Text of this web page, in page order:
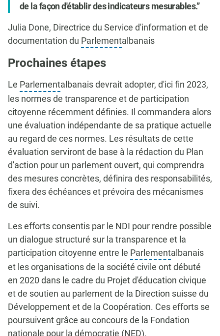
de la façon d'établir des indicateurs mesurables.
Julia Done, Directrice du Service d'information et de
documentation du Parlementalbanais
Prochaines étapes
Le Parlementalbanais devrait adopter, d'ici fin 2023,
les normes de transparence et de participation
citoyenne récemment définies. Il commandera alors
une évaluation indépendante de sa pratique actuelle
au regard de ces normes. Les résultats de cette
évaluation serviront de base à la rédaction du Plan
d'action pour un parlement ouvert, qui comprendra
des mesures concrètes, définira des responsabilités,
fixera des échéances et prévoira des mécanismes
de suivi.
Les efforts consentis par le NDI pour rendre possible
un dialogue structuré sur la transparence et la
participation citoyenne entre le Parlementalbanais
et les organisations de la société civile ont débuté
en 2020 dans le cadre du Projet d'éducation civique
et de soutien au parlement de la Direction suisse du
Développement et de la Coopération. Ces efforts se
poursuivent grâce au concours de la Fondation
nationale pour la démocratie (NED).